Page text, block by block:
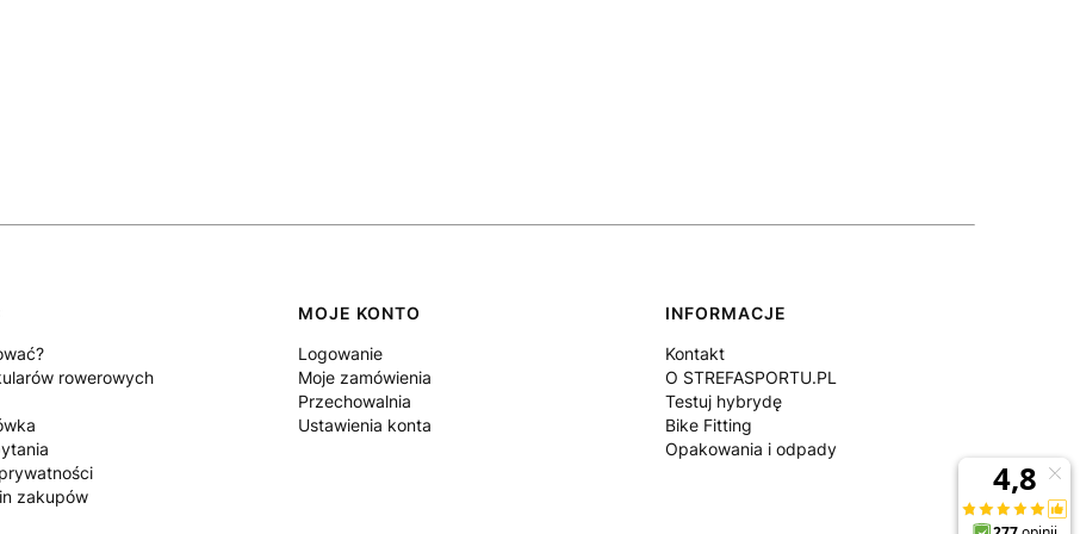
rowerowych
zakupów
MOJE KONTO
Logowanie
Moje zamówienia
Przechowalnia
Ustawienia konta
INFORMACJE
Kontakt
O STREFASPORTU.PL
Testuj hybrydę
Bike Fitting
Opakowania i odpady